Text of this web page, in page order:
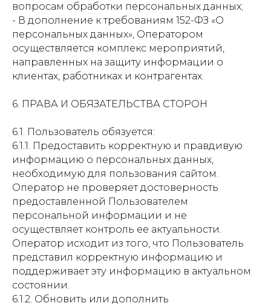
вопросам обработки персональных данных;
- В дополнение к требованиям 152-ФЗ «О
персональных данных», Оператором
осуществляется комплекс мероприятий,
направленных на защиту информации о
клиентах, работниках и контрагентах.
6. ПРАВА И ОБЯЗАТЕЛЬСТВА СТОРОН
6.1. Пользователь обязуется:
6.1.1. Предоставить корректную и правдивую
информацию о персональных данных,
необходимую для пользования сайтом.
Оператор не проверяет достоверность
предоставленной Пользователем
персональной информации и не
осуществляет контроль ее актуальности.
Оператор исходит из того, что Пользователь
представил корректную информацию и
поддерживает эту информацию в актуальном
состоянии.
6.1.2. Обновить или дополнить